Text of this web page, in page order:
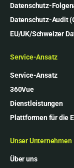
Datenschutz-
Datenschutz-Audit
EU/UK/Schweizer
Service-Ansatz
Service-Ansatz
360Vue
Dienstleistungen
Plattformen für die
Unser Unternehmen
Über uns